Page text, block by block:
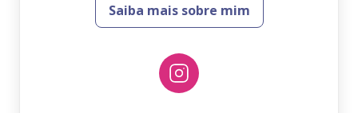
Saiba mais sobre mim